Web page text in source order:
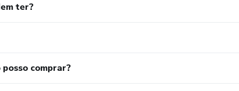
ter?
comprar?